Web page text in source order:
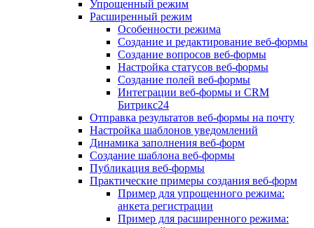
Упрощенный режим
Расширенный режим
Особенности режима
Создание и редактирование веб-формы
Создание вопросов веб-формы
Настройка статусов веб-формы
Создание полей веб-формы
Интеграции веб-формы и CRM
Битрикс24
Отправка результатов веб-формы на почту
Настройка шаблонов уведомлений
Динамика заполнения веб-форм
Создание шаблона веб-формы
Публикация веб-формы
Практические примеры создания веб-форм
Пример для упрощенного режима:
анкета регистрации
Пример для расширенного режима: